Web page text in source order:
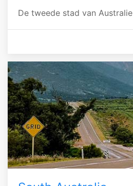
De tweede stad van Australie